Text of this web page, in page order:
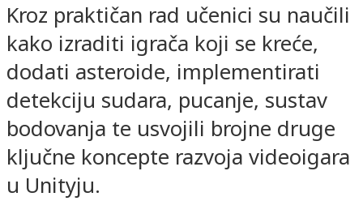
Kroz praktičan rad učenici su naučili
kako izraditi igrača koji se kreće,
dodati asteroide, implementirati
detekciju sudara, pucanje, sustav
bodovanja te usvojili brojne druge
ključne koncepte razvoja videoigara
u Unityju.